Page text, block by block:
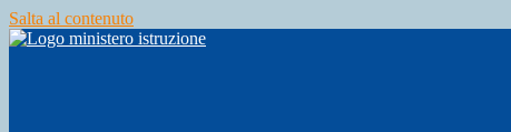
Salta al contenuto